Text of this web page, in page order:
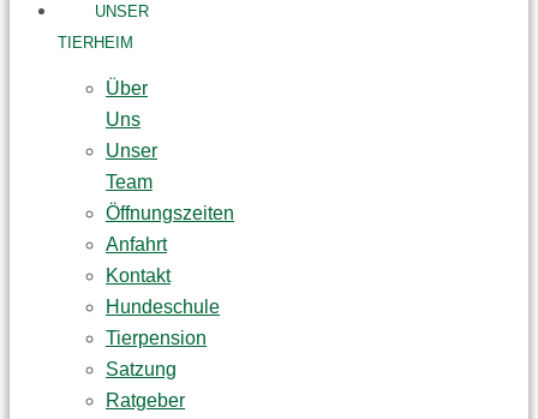
UNSER
TIERHEIM
Über
Uns
Unser
Team
Öffnungszeiten
Anfahrt
Kontakt
Hundeschule
Tierpension
Satzung
Ratgeber